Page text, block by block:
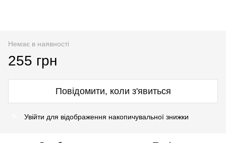
Немає в наявності
255 грн
Повідомити, коли з'явиться
Увійти для відображення накопичувальної знижки